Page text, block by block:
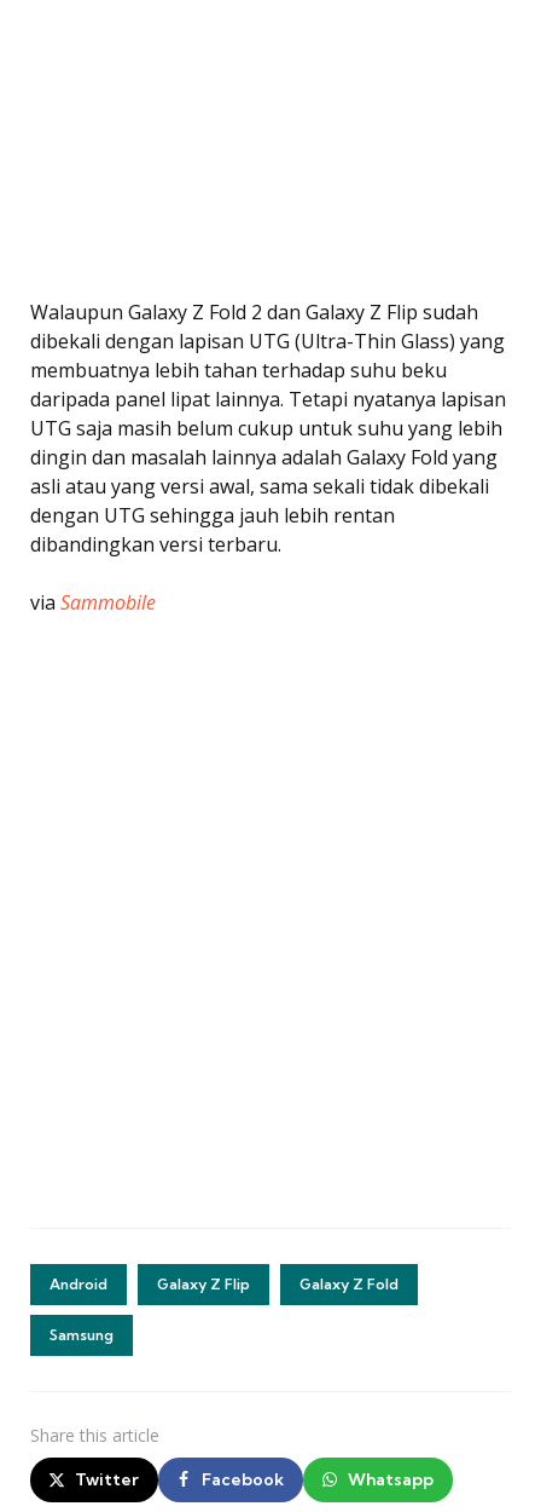
Walaupun Galaxy Z Fold 2 dan Galaxy Z Flip sudah
dibekali dengan lapisan UTG (Ultra-Thin Glass) yang
membuatnya lebih tahan terhadap suhu beku
daripada panel lipat lainnya. Tetapi nyatanya lapisan
UTG saja masih belum cukup untuk suhu yang lebih
dingin dan masalah lainnya adalah Galaxy Fold yang
asli atau yang versi awal, sama sekali tidak dibekali
dengan UTG sehingga jauh lebih rentan
dibandingkan versi terbaru.
via Sammobile
Android Galaxy Z Flip Galaxy Z Fold
Samsung
Share this article
Twitter Facebook Whatsapp